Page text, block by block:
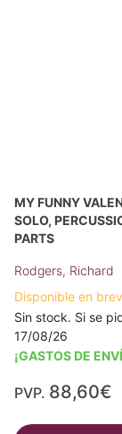
MY FUNNY
SOLO,
PARTS
Rodgers, Richard
Disponible en
Sin stock. Si se
17/08/26
¡GASTOS DE
PVP. 88,60€